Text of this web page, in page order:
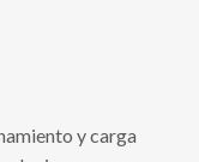
y carga